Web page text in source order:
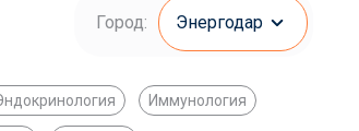
Город: Энергодар
Иммунология